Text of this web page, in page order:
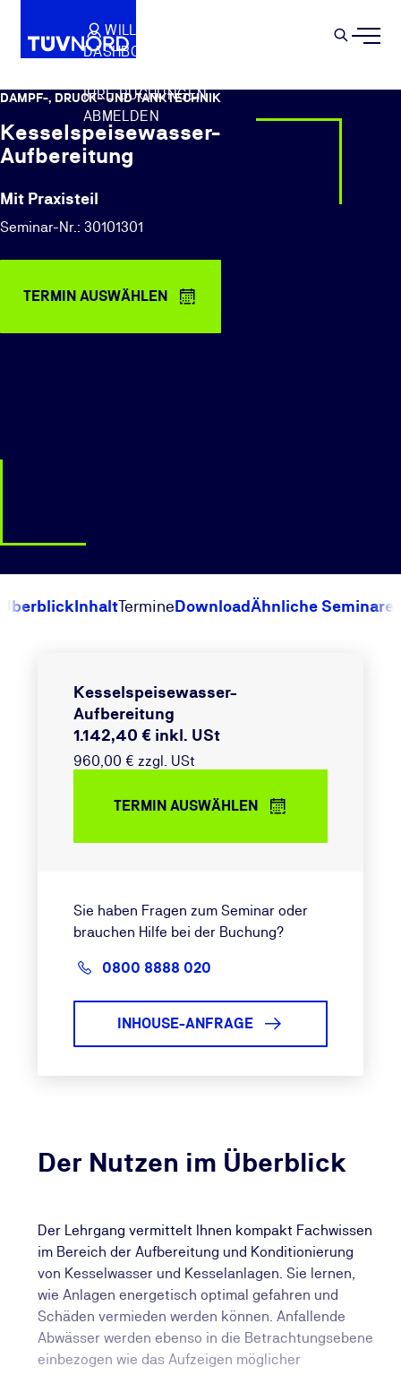
Springe zum Hauptinhalt
WILLKOMMEN
DASHBOARD
IHRE BUCHUNGEN
ABMELDEN
DAMPF-, DRUCK- UND TANKTECHNIK
Kesselspeisewasser-
Aufbereitung
Mit Praxisteil
Seminar-Nr.: 30101301
TERMIN AUSWÄHLEN
ÜberblickInhaltTermineDownloadÄhnliche Seminare
Der Nutzen im Überblick
Der Lehrgang vermittelt Ihnen kompakt Fachwissen
im Bereich der Aufbereitung und Konditionierung
von Kesselwasser und Kesselanlagen. Sie lernen,
wie Anlagen energetisch optimal gefahren und
Schäden vermieden werden können. Anfallende
Abwässer werden ebenso in die Betrachtungsebene
einbezogen wie das Aufzeigen möglicher
Kesselspeisewasser-
Aufbereitung
1.142,40 € inkl. USt
960,00 € zzgl. USt
TERMIN AUSWÄHLEN
Sie haben Fragen zum Seminar oder
brauchen Hilfe bei der Buchung?
0800 8888 020
INHOUSE-ANFRAGE